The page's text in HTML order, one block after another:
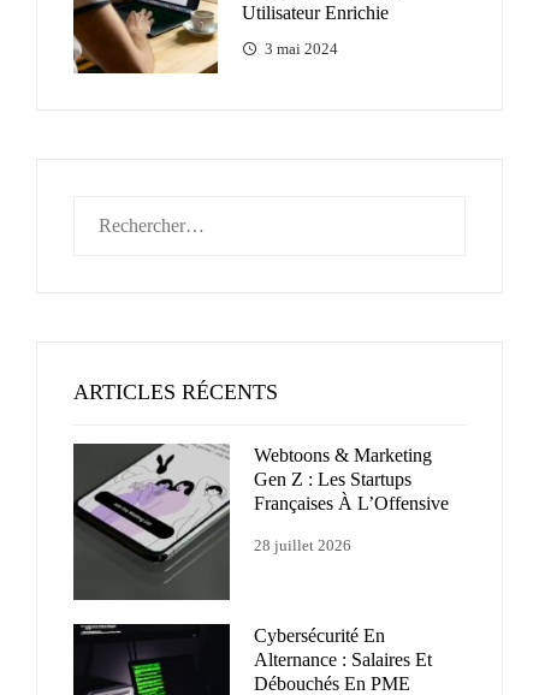
Utilisateur Enrichie
3 mai 2024
ARTICLES RÉCENTS
Webtoons & Marketing
Gen Z : Les Startups
Françaises À L’Offensive
28 juillet 2026
Cybersécurité En
Alternance : Salaires Et
Débouchés En PME